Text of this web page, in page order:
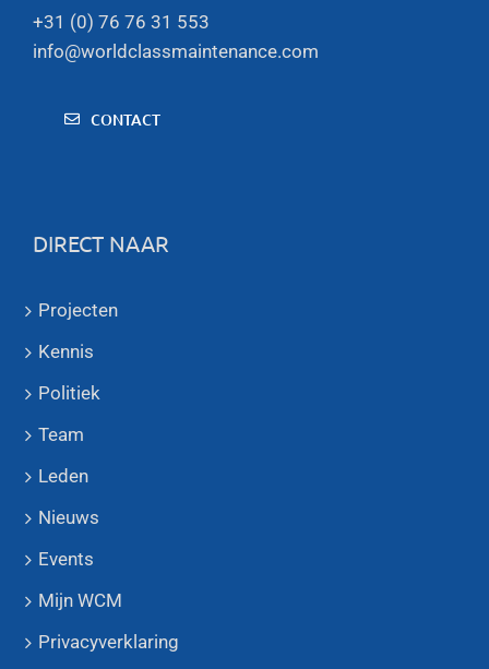
+31 (0) 76 76 31 553
info@worldclassmaintenance.com
CONTACT
DIRECT NAAR
Projecten
Kennis
Politiek
Team
Leden
Nieuws
Events
Mijn WCM
Privacyverklaring